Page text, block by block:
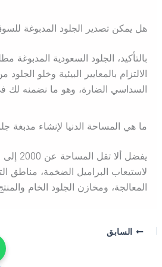
هل يمكن تصدير الجلود المدبوغة
بالتأكيد، الجلود السعودية المدبوغة
الالتزام بالمعايير البيئية وخلو
السداسي الضارة، وهو ما نضمنه لك
ما هي المساحة الدنيا لإنشاء مدبغة
لاستيعاب البراميل الضخمة، مناطق
المعالجة، ومخازن الجلود الخام
السابق